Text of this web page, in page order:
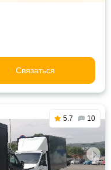
Связаться
5.7 10